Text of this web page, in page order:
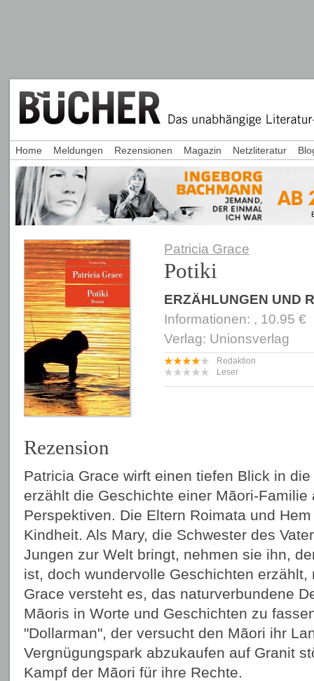
Patricia Grace
Potiki
ERZÄHLUNGEN UND
Informationen: , 10.95 €
Verlag: Unionsverlag
Redaktion
Leser
Rezension
Patricia Grace wirft einen tiefen Blick in
erzählt die Geschichte einer Mãori-Familie
Perspektiven. Die Eltern Roimata und
Kindheit. Als Mary, die Schwester des
Jungen zur Welt bringt, nehmen sie ihn,
ist, doch wundervolle Geschichten
Grace versteht es, das naturverbundene
Mãoris in Worte und Geschichten zu
"Dollarman", der versucht den Mãori ihr
Vergnügungspark abzukaufen auf Granit
Kampf der Mãori für ihre Rechte.
Home Meldungen Rezensionen Magazin Netzliteratur